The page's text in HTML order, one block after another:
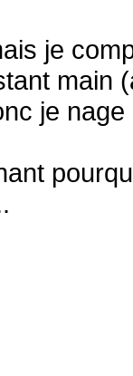
je
main
je